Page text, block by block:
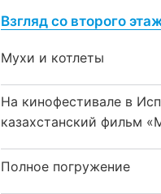
Взгляд со второго
Мухи и котлеты
На кинофестивале в
казахстанский фильм
Полное погружение